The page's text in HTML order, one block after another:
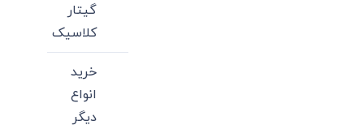
گیتار
کلاسیک
خرید
انواع
دیگر